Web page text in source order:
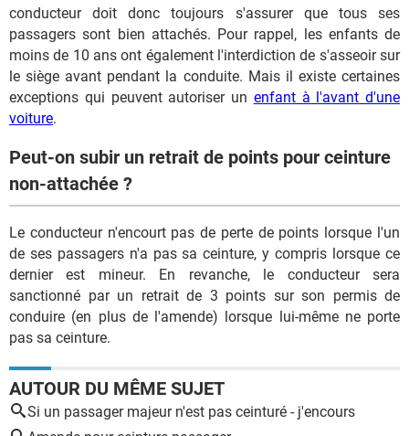
conducteur doit donc toujours s'assurer que tous ses
passagers sont bien attachés. Pour rappel, les enfants de
moins de 10 ans ont également l'interdiction de s'asseoir sur
le siège avant pendant la conduite. Mais il existe certaines
exceptions qui peuvent autoriser un enfant à l'avant d'une
voiture.
Peut-on subir un retrait de points pour ceinture
non-attachée ?
Le conducteur n'encourt pas de perte de points lorsque l'un
de ses passagers n'a pas sa ceinture, y compris lorsque ce
dernier est mineur. En revanche, le conducteur sera
sanctionné par un retrait de 3 points sur son permis de
conduire (en plus de l'amende) lorsque lui-même ne porte
pas sa ceinture.
AUTOUR DU MÊME SUJET
Si un passager majeur n'est pas ceinturé - j'encours